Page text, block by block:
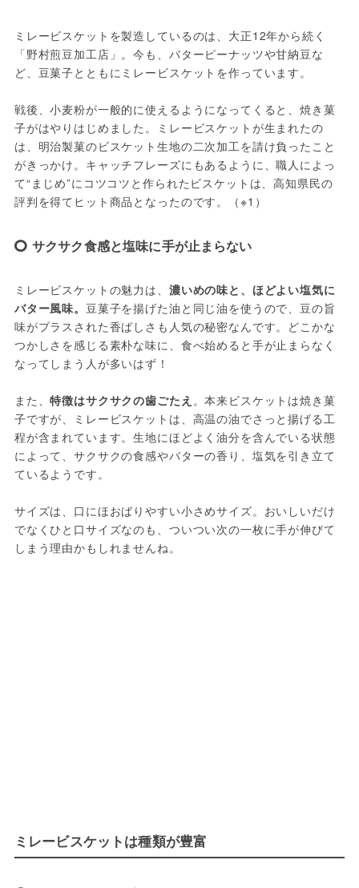
ミレービスケットを製造しているのは、大正12年から続く
「野村煎豆加工店」。今も、バターピーナッツや甘納豆な
ど、豆菓子とともにミレービスケットを作っています。
戦後、小麦粉が一般的に使えるようになってくると、焼き菓
子がはやりはじめました。ミレービスケットが生まれたの
は、明治製菓のビスケット生地の二次加工を請け負ったこと
がきっかけ。キャッチフレーズにもあるように、職人によっ
て“まじめ”にコツコツと作られたビスケットは、高知県民の
評判を得てヒット商品となったのです。（※1）
サクサク食感と塩味に手が止まらない
ミレービスケットの魅力は、 濃いめの味と、ほどよい塩気に
バター風味。 豆菓子を揚げた油と同じ油を使うので、豆の旨
味がプラスされた香ばしさも人気の秘密なんです。どこかな
つかしさを感じる素朴な味に、食べ始めると手が止まらなく
なってしまう人が多いはず！
また、特徴はサクサクの歯ごたえ 。本来ビスケットは焼き菓
子ですが、ミレービスケットは、高温の油でさっと揚げる工
程が含まれています。生地にほどよく油分を含んでいる状態
によって、サクサクの食感やバターの香り、塩気を引き立て
ているようです。
サイズは、口にほおばりやすい小さめサイズ。おいしいだけ
でなくひと口サイズなのも、ついつい次の一枚に手が伸びて
しまう理由かもしれませんね。
ミレービスケットは種類が豊富